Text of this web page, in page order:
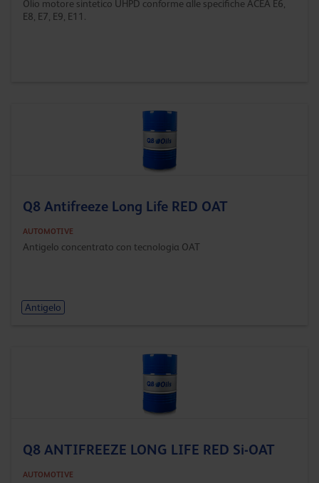
Olio motore sintetico UHPD conforme alle specifiche ACEA E6,
E8, E7, E9, E11.
Q8 Antifreeze Long Life RED OAT
AUTOMOTIVE
Antigelo concentrato con tecnologia OAT
Antigelo
Q8 ANTIFREEZE LONG LIFE RED Si-OAT
AUTOMOTIVE